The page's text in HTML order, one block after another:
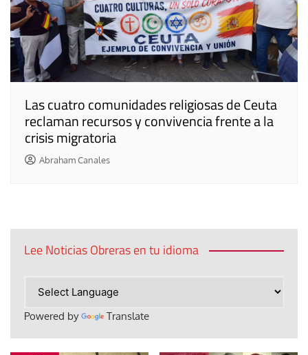
Las cuatro comunidades religiosas de Ceuta
reclaman recursos y convivencia frente a la
crisis migratoria
Abraham Canales
Lee Noticias Obreras en tu idioma
Powered by Translate